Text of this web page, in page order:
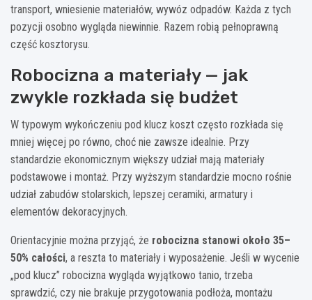
transport, wniesienie materiałów, wywóz odpadów. Każda z tych
pozycji osobno wygląda niewinnie. Razem robią pełnoprawną
część kosztorysu.
Robocizna a materiały — jak
zwykle rozkłada się budżet
W typowym wykończeniu pod klucz koszt często rozkłada się
mniej więcej po równo, choć nie zawsze idealnie. Przy
standardzie ekonomicznym większy udział mają materiały
podstawowe i montaż. Przy wyższym standardzie mocno rośnie
udział zabudów stolarskich, lepszej ceramiki, armatury i
elementów dekoracyjnych.
Orientacyjnie można przyjąć, że robocizna stanowi około 35–
50% całości, a reszta to materiały i wyposażenie. Jeśli w wycenie
„pod klucz” robocizna wygląda wyjątkowo tanio, trzeba
sprawdzić, czy nie brakuje przygotowania podłoża, montażu